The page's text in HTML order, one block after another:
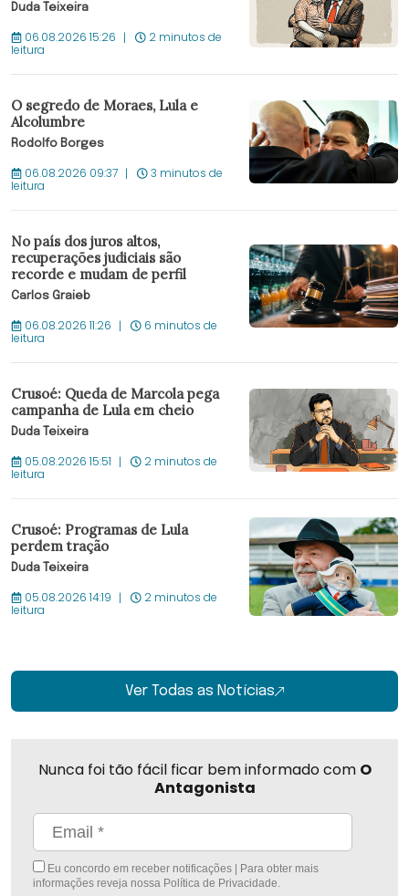
Duda Teixeira
06.08.2026 15:26 2 minutos de
leitura
O segredo de Moraes, Lula e
Alcolumbre
Rodolfo Borges
06.08.2026 09:37 3 minutos de
leitura
No país dos juros altos,
recuperações judiciais são
recorde e mudam de perfil
Carlos Graieb
06.08.2026 11:26 6 minutos de
leitura
Crusoé: Queda de Marcola pega
campanha de Lula em cheio
Duda Teixeira
05.08.2026 15:51 2 minutos de
leitura
Crusoé: Programas de Lula
perdem tração
Duda Teixeira
05.08.2026 14:19 2 minutos de
leitura
Ver Todas as Notícias
Nunca foi tão fácil ficar bem informado com O
Antagonista
Eu concordo em receber notificações | Para obter mais
informações reveja nossa Política de Privacidade.